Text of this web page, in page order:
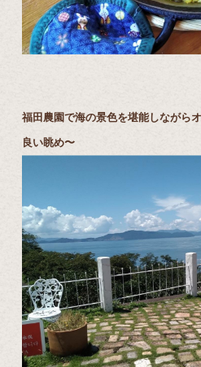
福田農園で海の景色を堪能しながら
良い眺め〜